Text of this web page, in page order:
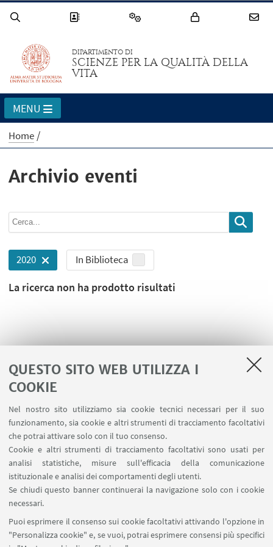
QUESTO SITO WEB UTILIZZA I
COOKIE
Nel nostro sito utilizziamo sia cookie tecnici necessari per il suo
funzionamento, sia cookie e altri strumenti di tracciamento facoltativi
che potrai attivare solo con il tuo consenso.
Cookie e altri strumenti di tracciamento facoltativi sono usati per
analisi statistiche, misure sull'efficacia della comunicazione
istituzionale e analisi dei comportamenti degli utenti.
Se chiudi questo banner continuerai la navigazione solo con i cookie
necessari.
Puoi esprimere il consenso sui cookie facoltativi attivando l'opzione in
"Personalizza cookie" e, se vuoi, potrai esprimere consensi più specifici
DIPARTIMENTO DI
SCIENZE PER LA QUALITÀ DELLA
VITA
MENU
Home
Archivio eventi
2020 In Biblioteca
La ricerca non ha prodotto risultati
LINK UTILI
Area riservata
SEGUI UNIBO SU: